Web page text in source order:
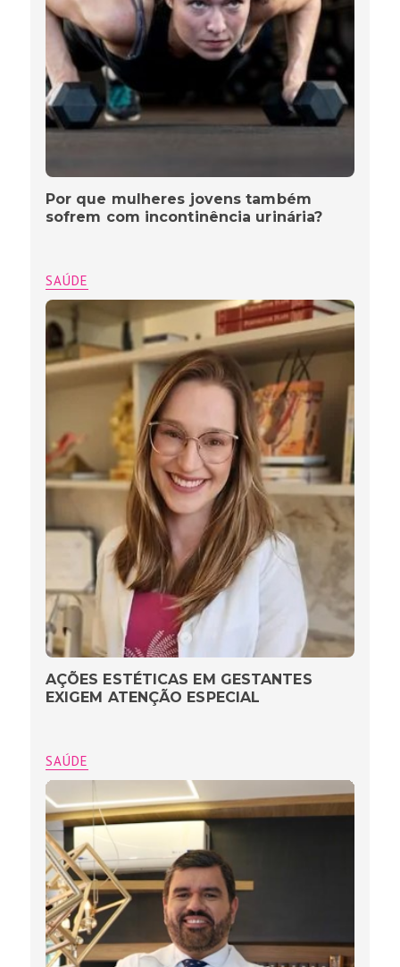
Por que mulheres jovens também
sofrem com incontinência urinária?
SAÚDE
AÇÕES ESTÉTICAS EM GESTANTES
EXIGEM ATENÇÃO ESPECIAL
SAÚDE